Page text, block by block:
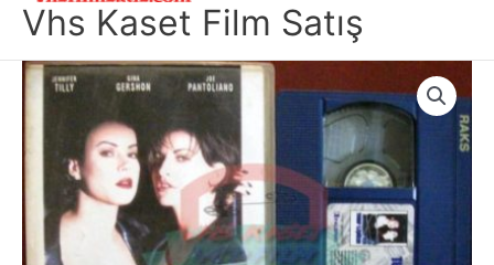
Vhs Kaset Film Satış